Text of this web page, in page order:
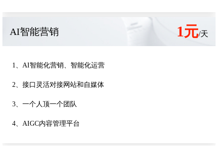
AI智能营销 1元/天
1、AI智能化营销、智能化运营
2、接口灵活对接网站和自媒体
3、一个人顶一个团队
4、AIGC内容管理平台